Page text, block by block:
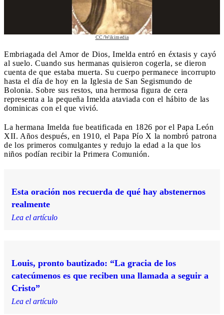
CC/Wikimedia
Embriagada del Amor de Dios, Imelda entró en éxtasis y cayó
al suelo. Cuando sus hermanas quisieron cogerla, se dieron
cuenta de que estaba muerta. Su cuerpo permanece incorrupto
hasta el día de hoy en la Iglesia de San Segismundo de
Bolonia. Sobre sus restos, una hermosa figura de cera
representa a la pequeña Imelda ataviada con el hábito de las
dominicas con el que vivió.
La hermana Imelda fue beatificada en 1826 por el Papa León
XII. Años después, en 1910, el Papa Pío X la nombró patrona
de los primeros comulgantes y redujo la edad a la que los
niños podían recibir la Primera Comunión.
Esta oración nos recuerda de qué hay abstenernos
realmente
Lea el artículo
Louis, pronto bautizado: “La gracia de los
catecúmenos es que reciben una llamada a seguir a
Cristo”
Lea el artículo